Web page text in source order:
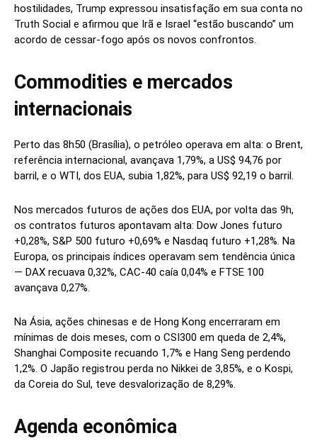
hostilidades, Trump expressou insatisfação em sua conta no
Truth Social e afirmou que Irã e Israel “estão buscando” um
acordo de cessar-fogo após os novos confrontos.
Commodities e mercados
internacionais
Perto das 8h50 (Brasília), o petróleo operava em alta: o Brent,
referência internacional, avançava 1,79%, a US$ 94,76 por
barril, e o WTI, dos EUA, subia 1,82%, para US$ 92,19 o barril.
Nos mercados futuros de ações dos EUA, por volta das 9h,
os contratos futuros apontavam alta: Dow Jones futuro
+0,28%, S&P 500 futuro +0,69% e Nasdaq futuro +1,28%. Na
Europa, os principais índices operavam sem tendência única
— DAX recuava 0,32%, CAC-40 caía 0,04% e FTSE 100
avançava 0,27%.
Na Ásia, ações chinesas e de Hong Kong encerraram em
mínimas de dois meses, com o CSI300 em queda de 2,4%,
Shanghai Composite recuando 1,7% e Hang Seng perdendo
1,2%. O Japão registrou perda no Nikkei de 3,85%, e o Kospi,
da Coreia do Sul, teve desvalorização de 8,29%.
Agenda econômica